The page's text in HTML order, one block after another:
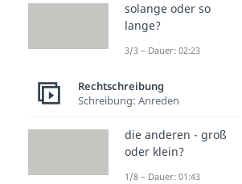
solange oder so
lange?
3/3 – Dauer: 02:23
Rechtschreibung
Schreibung: Anreden
die anderen - groß
oder klein?
1/8 – Dauer: 01:43